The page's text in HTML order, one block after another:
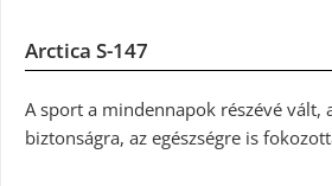
Arctica S-147
A sport a mindennapok részévé vált,
biztonságra, az egészségre is